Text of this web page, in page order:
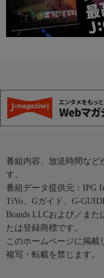
番組内容、放送時間など
す。
番組データ提供元：IPG
TiVo、Gガイド、G-
Brands LLCおよび／ま
たは登録商標です。
このホームページに掲
複写・転載を禁じます。